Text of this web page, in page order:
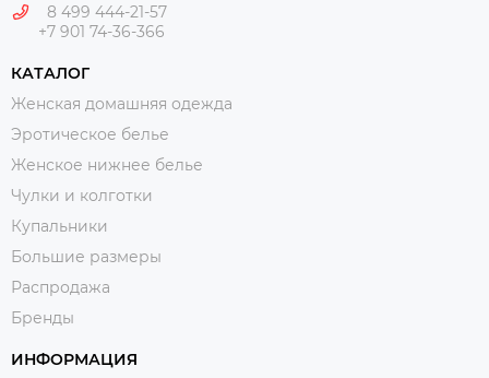
8 499 444-21-57
+7 901 74-36-366
КАТАЛОГ
Женская домашняя одежда
Эротическое белье
Женское нижнее белье
Чулки и колготки
Купальники
Большие размеры
Распродажа
Бренды
ИНФОРМАЦИЯ